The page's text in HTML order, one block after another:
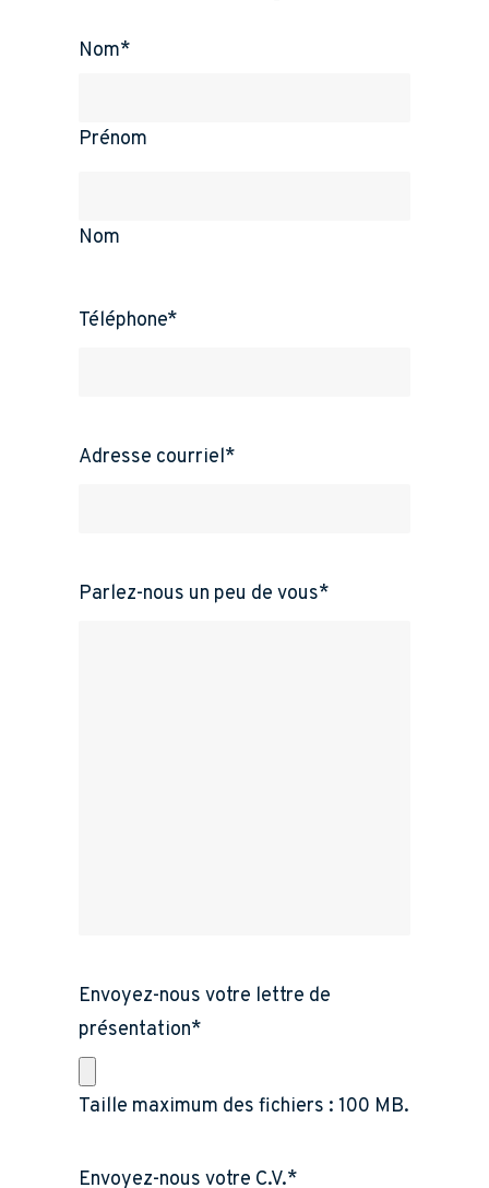
Nom*
Prénom
Nom
Téléphone*
Adresse courriel*
Parlez-nous un peu de vous*
Envoyez-nous votre lettre de
présentation*
Taille maximum des fichiers : 100 MB.
Envoyez-nous votre C.V.*